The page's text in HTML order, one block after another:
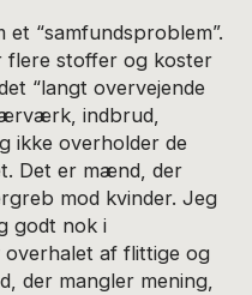
“samfundsproblem”.
flere stoffer og koster
“langt overvejende
indbrud,
ikke overholder de
Det er mænd, der
mod kvinder. Jeg
godt nok i
overhalet af flittige og
der mangler mening,